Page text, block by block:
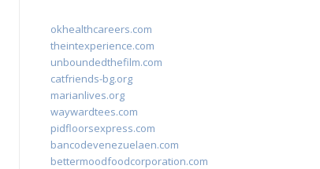
okhealthcareers.com
theintexperience.com
unboundedthefilm.com
catfriends-bg.org
marianlives.org
waywardtees.com
pidfloorsexpress.com
bancodevenezuelaen.com
bettermoodfoodcorporation.com